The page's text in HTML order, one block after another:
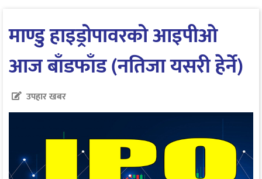
माण्डु हाइड्रोपावरको आइपीओ
आज बाँडफाँड (नतिजा यसरी हेर्ने)
उपहार खबर